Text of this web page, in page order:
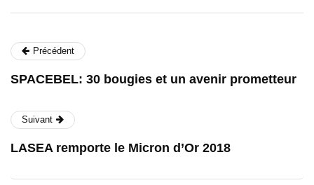
Précédent
SPACEBEL: 30 bougies et un avenir prometteur
Suivant
LASEA remporte le Micron d’Or 2018